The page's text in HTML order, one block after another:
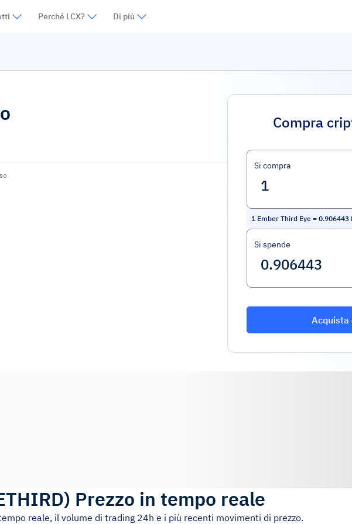
Perché LCX? Di più
Compra
Si compra
1 Ember Third Eye = 0.906443
Si spende
Acquista
) Prezzo in tempo reale
reale, il volume di trading 24h e i più recenti movimenti di prezzo.